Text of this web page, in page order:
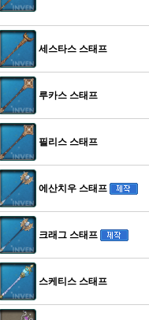
세스타스 스태프
루카스 스태프
필리스 스태프
에산치우 스태프
크래그 스태프
스케티스 스태프